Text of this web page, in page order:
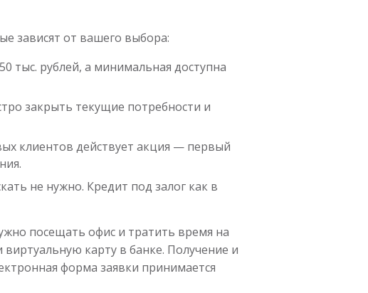
зависят от вашего выбора:
тыс. рублей, а минимальная доступна
закрыть текущие потребности и
клиентов действует акция — первый
не нужно. Кредит под залог как в
посещать офис и тратить время на
карту в банке. Получение и
форма заявки принимается